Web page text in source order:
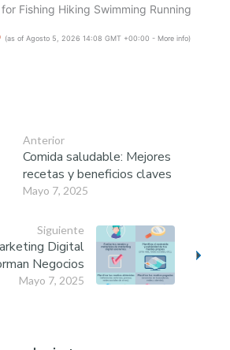
Fishing Hiking Swimming Running
(as of Agosto 5, 2026 14:08 GMT +00:00 - More info)
Anterior
Mayo 7, 2025
Comida saludable: Mejores
recetas y beneficios claves
Siguiente
Mayo 7, 2025
Digital
Negocios